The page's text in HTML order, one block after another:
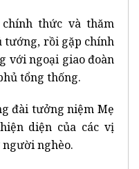
thức và thăm
tướng, rồi gặp chính
với ngoại giao đoàn
tổng thống.
đài tưởng niệm Mẹ
diện của các vị
nghèo.